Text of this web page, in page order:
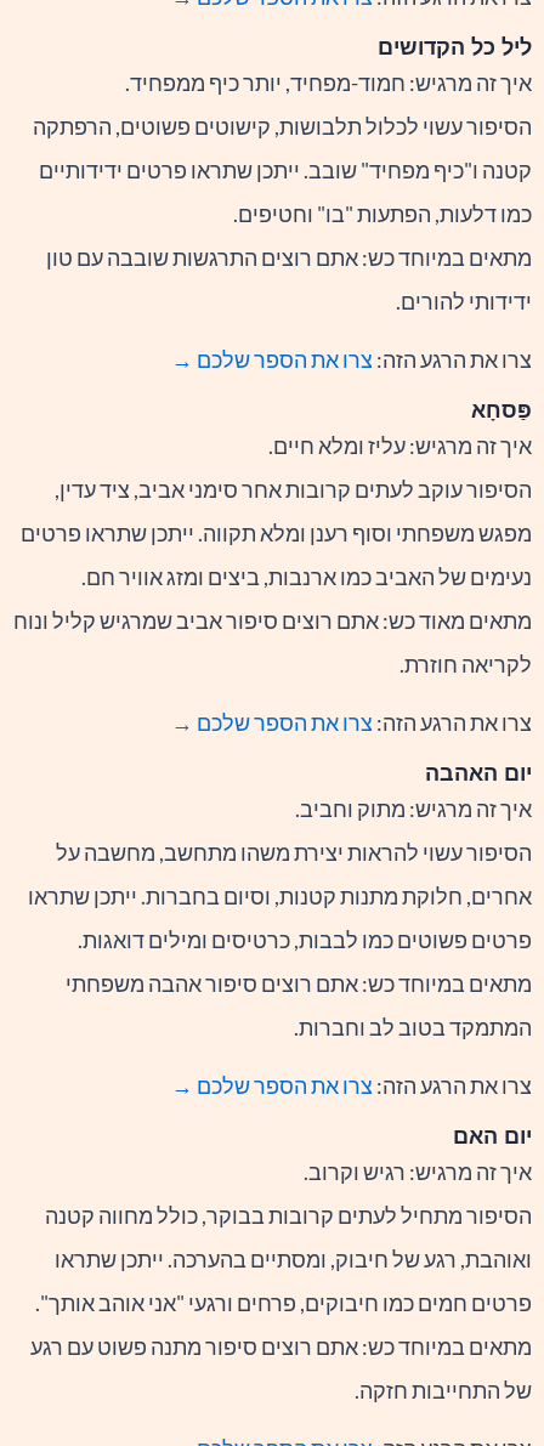
ליל כל הקדושים
איך זה מרגיש: חמוד-מפחיד, יותר כיף ממפחיד.
הסיפור עשוי לכלול תלבושות, קישוטים פשוטים, הרפתקה
קטנה ו"כיף מפחיד" שובב. ייתכן שתראו פרטים ידידותיים
כמו דלעות, הפתעות "בו" וחטיפים.
מתאים במיוחד כש: אתם רוצים התרגשות שובבה עם טון
ידידותי להורים.
צרו את הרגע הזה: צרו את הספר שלכם →
פַּסחָא
איך זה מרגיש: עליז ומלא חיים.
הסיפור עוקב לעתים קרובות אחר סימני אביב, ציד עדין,
מפגש משפחתי וסוף רענן ומלא תקווה. ייתכן שתראו פרטים
נעימים של האביב כמו ארנבות, ביצים ומזג אוויר חם.
מתאים מאוד כש: אתם רוצים סיפור אביב שמרגיש קליל ונוח
לקריאה חוזרת.
צרו את הרגע הזה: צרו את הספר שלכם →
יום האהבה
איך זה מרגיש: מתוק וחביב.
הסיפור עשוי להראות יצירת משהו מתחשב, מחשבה על
אחרים, חלוקת מתנות קטנות, וסיום בחברות. ייתכן שתראו
פרטים פשוטים כמו לבבות, כרטיסים ומילים דואגות.
מתאים במיוחד כש: אתם רוצים סיפור אהבה משפחתי
המתמקד בטוב לב וחברות.
צרו את הרגע הזה: צרו את הספר שלכם →
יום האם
איך זה מרגיש: רגיש וקרוב.
הסיפור מתחיל לעתים קרובות בבוקר, כולל מחווה קטנה
ואוהבת, רגע של חיבוק, ומסתיים בהערכה. ייתכן שתראו
פרטים חמים כמו חיבוקים, פרחים ורגעי "אני אוהב אותך".
מתאים במיוחד כש: אתם רוצים סיפור מתנה פשוט עם רגע
של התחייבות חזקה.